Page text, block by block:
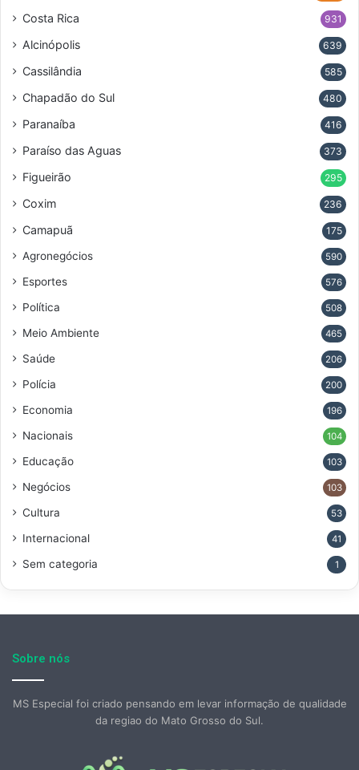
Costa Rica 931
Alcinópolis 639
Cassilândia 585
Chapadão do Sul 480
Paranaíba 416
Paraíso das Aguas 373
Figueirão 295
Coxim 236
Camapuã 175
Agronegócios 590
Esportes 576
Política 508
Meio Ambiente 465
Saúde 206
Polícia 200
Economia 196
Nacionais 104
Educação 103
Negócios 103
Cultura 53
Internacional 41
Sem categoria 1
Sobre nós
MS Especial foi criado pensando em levar informação de qualidade
da regiao do Mato Grosso do Sul.